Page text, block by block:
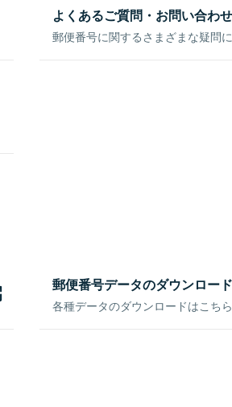
よくあるご質問・お問い合わせ
郵便番号に関するさまざまな疑問
郵便番号データのダウンロード
各種データのダウンロードはこち